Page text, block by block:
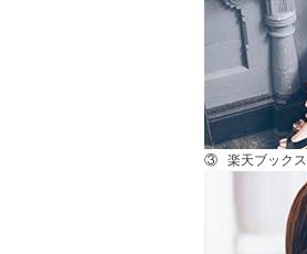
③ 楽天ブックス